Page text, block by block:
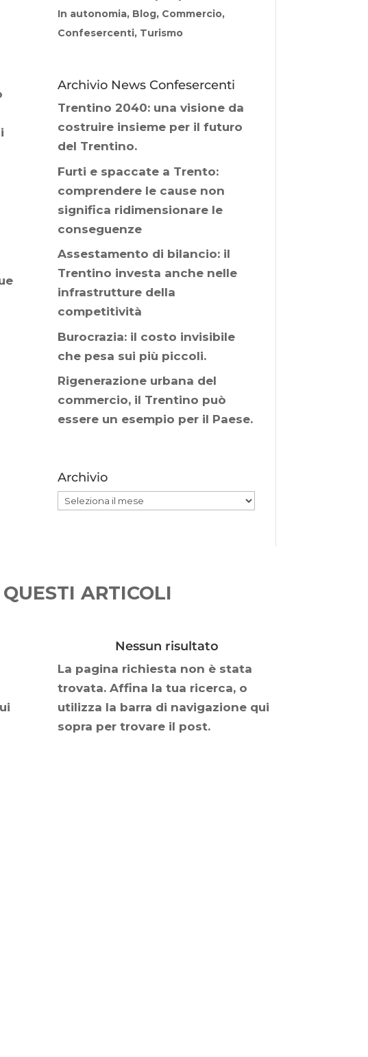
In autonomia, Blog, Commercio,
Confesercenti, Turismo
Archivio News Confesercenti
Trentino 2040: una visione da
costruire insieme per il futuro
del Trentino.
Furti e spaccate a Trento:
comprendere le cause non
significa ridimensionare le
conseguenze
Assestamento di bilancio: il
Trentino investa anche nelle
infrastrutture della
competitività
Burocrazia: il costo invisibile
che pesa sui più piccoli.
Rigenerazione urbana del
commercio, il Trentino può
essere un esempio per il Paese.
Archivio
Archivio
ARTICOLI
Nessun risultato
La pagina richiesta non è stata
trovata. Affina la tua ricerca, o
utilizza la barra di navigazione qui
sopra per trovare il post.